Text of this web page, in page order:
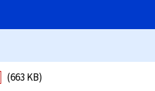
(663 KB)